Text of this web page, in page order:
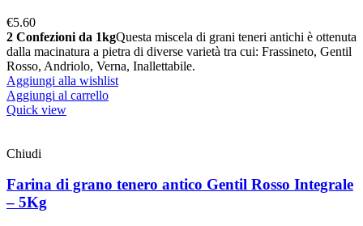
€5.60
2 Confezioni da 1kgQuesta miscela di grani teneri antichi è ottenuta
dalla macinatura a pietra di diverse varietà tra cui: Frassineto, Gentil
Rosso, Andriolo, Verna, Inallettabile.
Aggiungi alla wishlist
Aggiungi al carrello
Quick view
Chiudi
Farina di grano tenero antico Gentil Rosso Integrale
– 5Kg